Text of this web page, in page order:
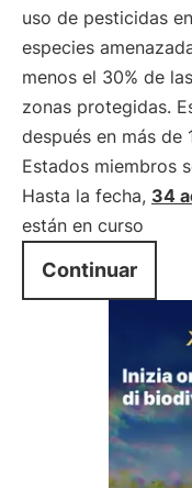
uso de pesticidas
especies
menos el 30% de
zonas protegidas.
después en más de
Estados miembros
Hasta la fecha, 34
están en curso
Continuar